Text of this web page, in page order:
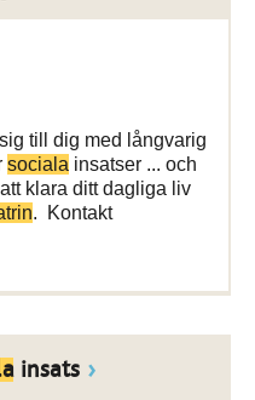
till dig med långvarig
sociala insatser ... och
klara ditt dagliga liv
. Kontakt
insats